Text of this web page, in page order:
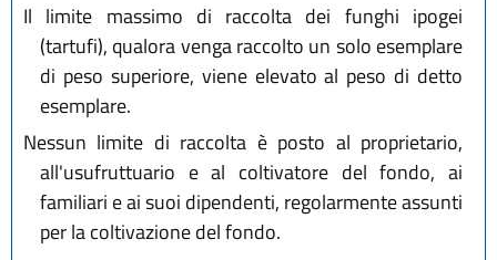
Il limite massimo di raccolta dei funghi ipogei
(tartufi), qualora venga raccolto un solo esemplare
di peso superiore, viene elevato al peso di detto
esemplare.
Nessun limite di raccolta è posto al proprietario,
all'usufruttuario e al coltivatore del fondo, ai
familiari e ai suoi dipendenti, regolarmente assunti
per la coltivazione del fondo.